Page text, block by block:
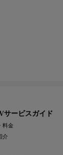
サービスガイド
料金
介